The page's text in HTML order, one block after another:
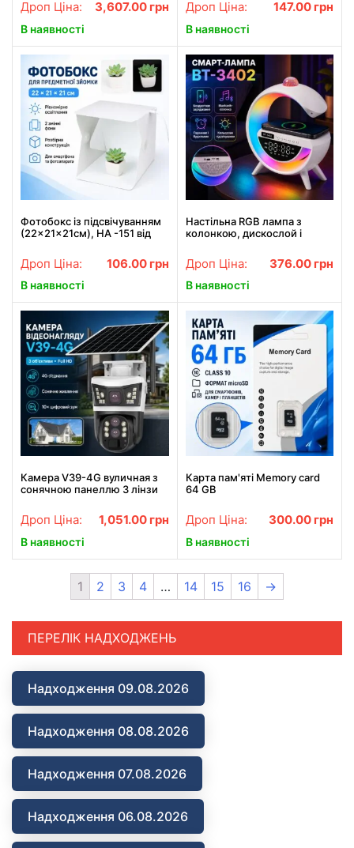
бачення
Дроп Ціна: 3,607.00 грн
В наявності
вимикачем
Дроп Ціна: 147.00 грн
В наявності
Фотобокс із підсвічуванням
(22×21×21см), HA -151 від
Світловий лайткуб
Дроп Ціна: 106.00 грн
В наявності
Настільна RGB лампа з
колонкою, дискослой і
3402, Біла / Розумна лампа
нічник / Смарт лампа
Дроп Ціна: 376.00 грн
В наявності
Камера V39-4G вуличная з
сонячною панеллю 3 лінзи
бачення IP66 чорна
комплект
Дроп Ціна: 1,051.00 грн
В наявності
Карта пам'яті Memory card
64 GB
Дроп Ціна: 300.00 грн
В наявності
1 2 3 4 … 14 15 16 →
ПЕРЕЛІК НАДХОДЖЕНЬ
Надходження 09.08.2026
Надходження 08.08.2026
Надходження 07.08.2026
Надходження 06.08.2026